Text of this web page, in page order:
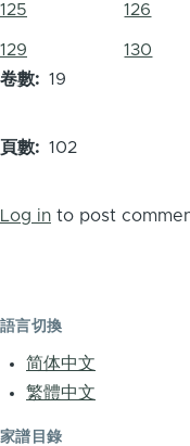
125 126
129 130
卷數
19
頁數 102
Log in to post
語言切換
简体中文
繁體中文
家譜目錄